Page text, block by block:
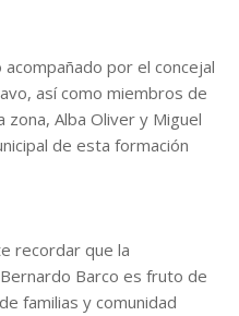
por el concejal
así como miembros de
zona, Alba Oliver y Miguel
de esta formación
recordar que la
Barco es fruto de
familias y comunidad